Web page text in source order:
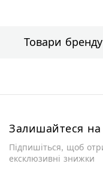
Товари бренду
Залишайтеся на
Підпишіться, щоб
ексклюзивні знижки